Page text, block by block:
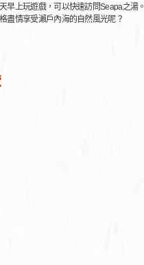
早上玩遊戲，可以快速訪問Seapa之湯。
盡情享受瀨戶內海的自然風光呢？